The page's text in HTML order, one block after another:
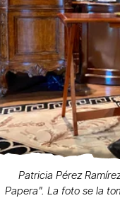
Patricia Pérez
Papera". La foto se la